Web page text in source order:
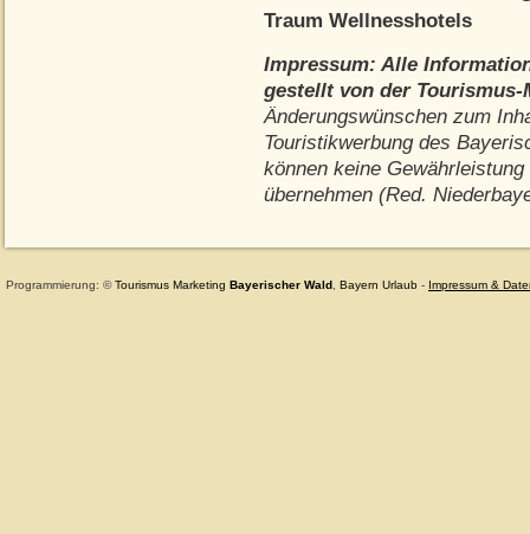
Traum Wellnesshotels
Impressum: Alle
gestellt von der
Änderungswünschen zum
Touristikwerbung des
können keine
übernehmen (Red.
Programmierung: ©Tourismus Marketing Bayerischer Wald Bayern Urlaub - Impressum &